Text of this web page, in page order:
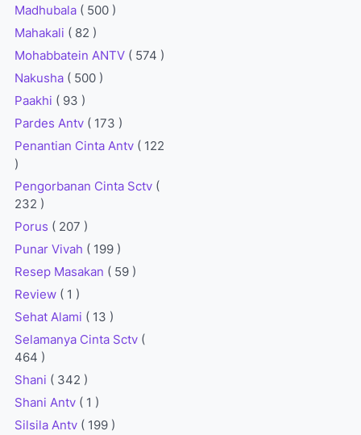
Madhubala ( 500 )
Mahakali ( 82 )
Mohabbatein ANTV ( 574 )
Nakusha ( 500 )
Paakhi ( 93 )
Pardes Antv ( 173 )
Penantian Cinta Antv ( 122
)
Pengorbanan Cinta Sctv (
232 )
Porus ( 207 )
Punar Vivah ( 199 )
Resep Masakan ( 59 )
Review ( 1 )
Sehat Alami ( 13 )
Selamanya Cinta Sctv (
464 )
Shani ( 342 )
Shani Antv ( 1 )
Silsila Antv ( 199 )